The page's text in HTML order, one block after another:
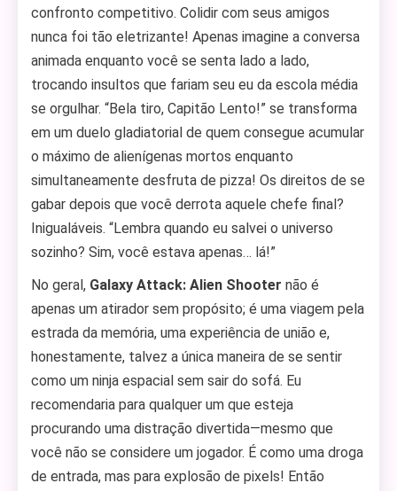
confronto competitivo. Colidir com seus amigos
nunca foi tão eletrizante! Apenas imagine a conversa
animada enquanto você se senta lado a lado,
trocando insultos que fariam seu eu da escola média
se orgulhar. “Bela tiro, Capitão Lento!” se transforma
em um duelo gladiatorial de quem consegue acumular
o máximo de alienígenas mortos enquanto
simultaneamente desfruta de pizza! Os direitos de se
gabar depois que você derrota aquele chefe final?
Inigualáveis. “Lembra quando eu salvei o universo
sozinho? Sim, você estava apenas… lá!”
No geral, Galaxy Attack: Alien Shooter não é
apenas um atirador sem propósito; é uma viagem pela
estrada da memória, uma experiência de união e,
honestamente, talvez a única maneira de se sentir
como um ninja espacial sem sair do sofá. Eu
recomendaria para qualquer um que esteja
procurando uma distração divertida—mesmo que
você não se considere um jogador. É como uma droga
de entrada, mas para explosão de pixels! Então